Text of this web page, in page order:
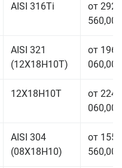
AISI 316Ti
от 292
560,00
AISI 321
(12Х18Н10Т)
от 196
060,00
12Х18Н10Т
от 224
060,00
AISI 304
(08Х18Н10)
от 155
560,00